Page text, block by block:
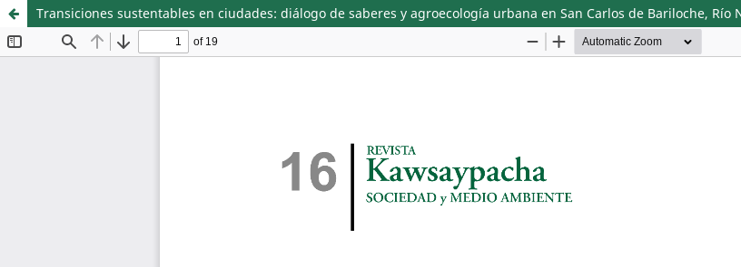
Transiciones sustentables en ciudades: diálogo de saberes y agroecología urbana en San Carlos de Bariloche, Río